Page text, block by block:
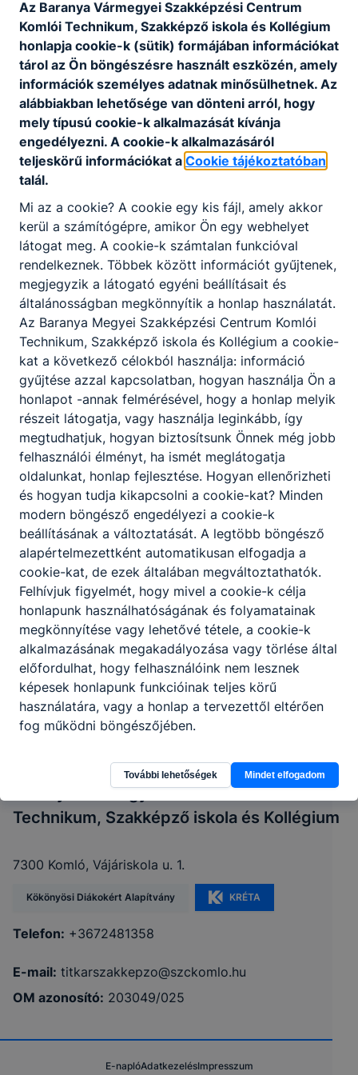
Az új szakmai vizsgáztatási struktúrában a
szakmai vizsgák megszervezését, lebonyolítását
önállóan és teljes körű felelősséggel az akkreditált
vizsgaközpont látja el.
Vizsgára jelentkezésről, vizsgáztatásról bővebben
a lenti linken tud tájékozódni:
Szakmai-vizsga központ
Partnereink
Baranya Vármegyei SZC Komlói
Technikum, Szakképző iskola és Kollégium
7300 Komló, Vájáriskola u. 1.
Kökönyösi Diákokért Alapítvány KRÉTA
Telefon: +3672481358
E-mail: titkarszakkepzo@szckomlo.hu
OM azonosító: 203049/025
E-naplóAdatkezelésImpresszum
Az Baranya Vármegyei Szakképzési Centrum
Komlói Technikum, Szakképző iskola és Kollégium
honlapja cookie-k (sütik) formájában információkat
tárol az Ön böngészésre használt eszközén, amely
információk személyes adatnak minősülhetnek. Az
alábbiakban lehetősége van dönteni arról, hogy
mely típusú cookie-k alkalmazását kívánja
engedélyezni. A cookie-k alkalmazásáról
teljeskörű információkat a Cookie tájékoztatóban
talál.
Mi az a cookie? A cookie egy kis fájl, amely akkor
kerül a számítógépre, amikor Ön egy webhelyet
látogat meg. A cookie-k számtalan funkcióval
rendelkeznek. Többek között információt gyűjtenek,
megjegyzik a látogató egyéni beállításait és
általánosságban megkönnyítik a honlap használatát.
Az Baranya Megyei Szakképzési Centrum Komlói
Technikum, Szakképző iskola és Kollégium a cookie-
kat a következő célokból használja: információ
gyűjtése azzal kapcsolatban, hogyan használja Ön a
honlapot -annak felmérésével, hogy a honlap melyik
részeit látogatja, vagy használja leginkább, így
megtudhatjuk, hogyan biztosítsunk Önnek még jobb
felhasználói élményt, ha ismét meglátogatja
oldalunkat, honlap fejlesztése. Hogyan ellenőrizheti
és hogyan tudja kikapcsolni a cookie-kat? Minden
modern böngésző engedélyezi a cookie-k
beállításának a változtatását. A legtöbb böngésző
alapértelmezettként automatikusan elfogadja a
cookie-kat, de ezek általában megváltoztathatók.
Felhívjuk figyelmét, hogy mivel a cookie-k célja
honlapunk használhatóságának és folyamatainak
megkönnyítése vagy lehetővé tétele, a cookie-k
alkalmazásának megakadályozása vagy törlése által
előfordulhat, hogy felhasználóink nem lesznek
képesek honlapunk funkcióinak teljes körű
használatára, vagy a honlap a tervezettől eltérően
fog működni böngészőjében.
További lehetőségek Mindet elfogadom